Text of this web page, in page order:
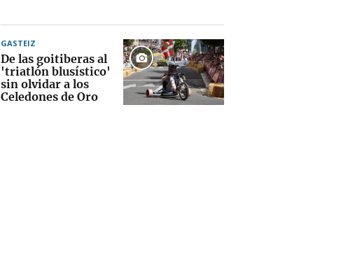
GASTEIZ
De las goitiberas al
'triatlón blusístico'
sin olvidar a los
Celedones de Oro